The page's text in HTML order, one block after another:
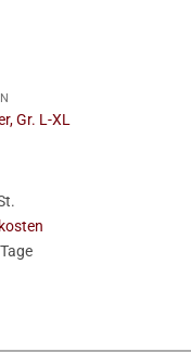
Gr. L-XL